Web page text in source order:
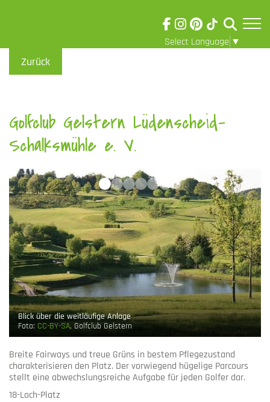
Assistenzsoftware
öffnen.
Select Language ▼
Zurück
Golfclub Gelstern Lüdenscheid-
Schalksmühle e. V.
Blick über die weitläufige Anlage
Foto: CC-BY-SA, Golfclub Gelstern
Breite Fairways und treue Grüns in bestem Pflegezustand
charakterisieren den Platz. Der vorwiegend hügelige Parcours
stellt eine abwechslungsreiche Aufgabe für jeden Golfer dar.
18-Loch-Platz